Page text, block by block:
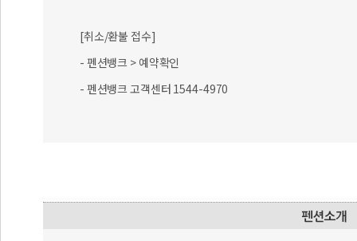
[취소/환불 접수]
- 펜션뱅크 > 예약확인
- 펜션뱅크 고객센터 1544-4970